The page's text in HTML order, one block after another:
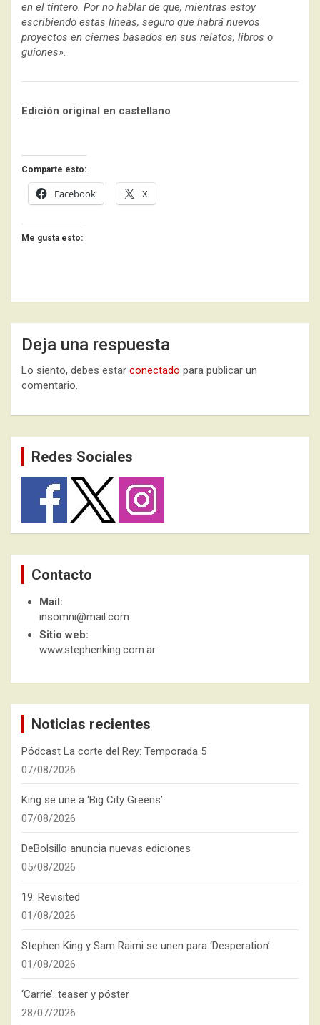
en el tintero. Por no hablar de que, mientras estoy
escribiendo estas líneas, seguro que habrá nuevos
proyectos en ciernes basados en sus relatos, libros o
guiones».
Edición original en castellano
Comparte esto:
Facebook X
Me gusta esto:
Deja una respuesta
Lo siento, debes estar conectado para publicar un
comentario.
Redes Sociales
Contacto
Mail:
insomni@mail.com
Sitio web:
www.stephenking.com.ar
Noticias recientes
Pódcast La corte del Rey: Temporada 5
07/08/2026
King se une a ‘Big City Greens’
07/08/2026
DeBolsillo anuncia nuevas ediciones
05/08/2026
19: Revisited
01/08/2026
Stephen King y Sam Raimi se unen para ‘Desperation’
01/08/2026
‘Carrie’: teaser y póster
28/07/2026